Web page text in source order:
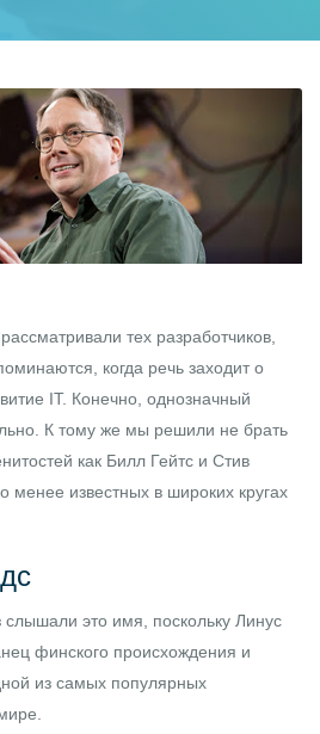
тех разработчиков,
когда речь заходит о
IT. Конечно, однозначный
К тому же мы решили не брать
как Билл Гейтс и Стив
менее известных в широких кругах
это имя, поскольку Линус
финского происхождения и
из самых популярных